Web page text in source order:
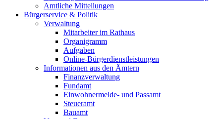
Amtliche Mitteilungen
Bürgerservice & Politik
Verwaltung
Mitarbeiter im Rathaus
Organigramm
Aufgaben
Online-Bürgerdienstleistungen
Informationen aus den Ämtern
Finanzverwaltung
Fundamt
Einwohnermelde- und Passamt
Steueramt
Bauamt